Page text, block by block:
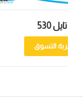
ماستر تايل 530
إضافة لعربة التسوق